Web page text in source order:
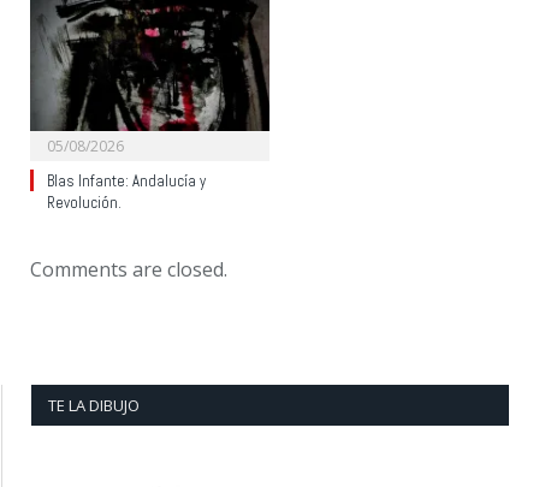
05/08/2026
Blas Infante: Andalucía y
Revolución.
Comments are closed.
TE LA DIBUJO